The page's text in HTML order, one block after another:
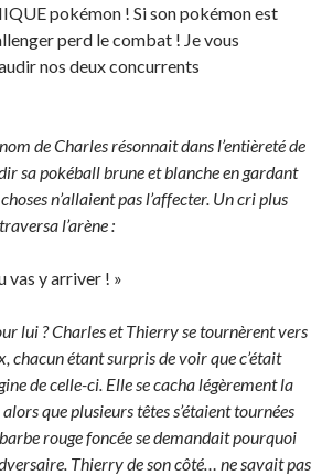
pokémon ! Si son pokémon est
perd le combat ! Je vous
nos deux concurrents
de Charles résonnait dans l’entièreté de
sa pokéball brune et blanche en gardant
n’allaient pas l’affecter. Un cri plus
l’arène :
vas y arriver ! »
lui ? Charles et Thierry se tournèrent vers
chacun étant surpris de voir que c’était
de celle-ci. Elle se cacha légèrement la
que plusieurs têtes s’étaient tournées
rouge foncée se demandait pourquoi
Thierry de son côté… ne savait pas